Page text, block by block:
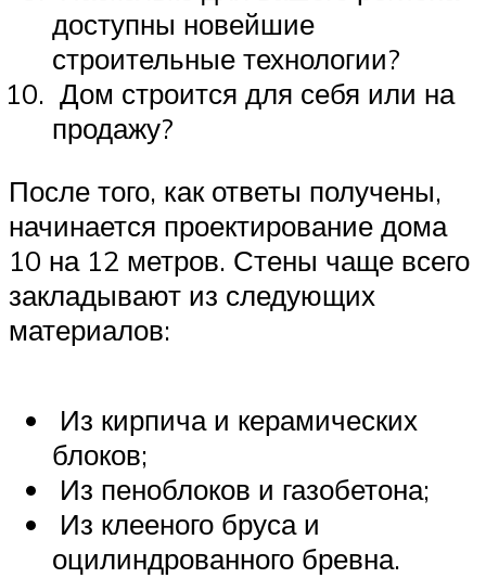
доступны новейшие
строительные технологии?
Дом строится для себя или на
продажу?
После того, как ответы получены,
начинается проектирование дома
10 на 12 метров. Стены чаще всего
закладывают из следующих
материалов:
Из кирпича и керамических
блоков;
Из пеноблоков и газобетона;
Из клееного бруса и
оцилиндрованного бревна.